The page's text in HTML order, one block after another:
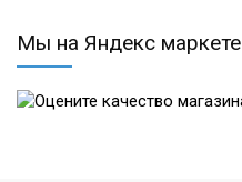
Мы на Яндекс маркете